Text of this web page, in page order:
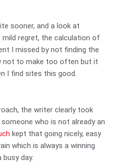
sooner, and a look at
regret, the calculation of
I missed by not finding the
not to make too often but it
I find sites this good.
the writer clearly took
who is not already an
kept that going nicely, easy
which is always a winning
day.